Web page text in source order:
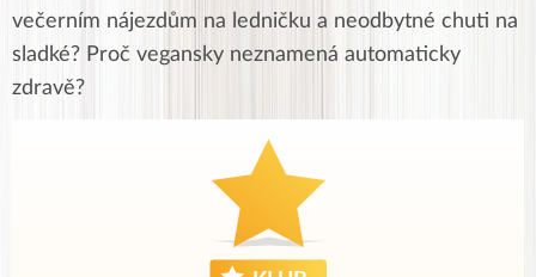
večerním nájezdům na ledničku a neodbytné chuti na
sladké? Proč vegansky neznamená automaticky
zdravě?